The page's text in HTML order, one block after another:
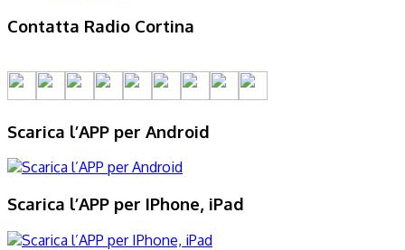
Contatta Radio Cortina
Scarica l’APP per Android
Scarica l’APP per IPhone, iPad